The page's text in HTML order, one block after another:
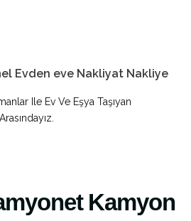
Evden eve Nakliyat Nakliye
Ile Ev Ve Eşya Taşıyan
Kamyon